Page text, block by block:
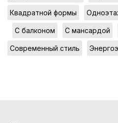
Квадратной формы
С балконом С мансардой
Современный стиль